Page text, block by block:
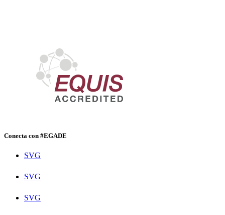
Conecta con #EGADE
SVG
SVG
SVG